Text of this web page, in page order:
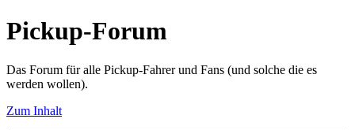
Pickup-Forum
Das Forum für alle Pickup-Fahrer und Fans (und solche die es
werden wollen).
Zum Inhalt